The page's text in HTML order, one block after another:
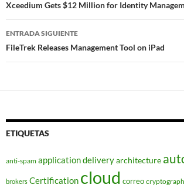
de
entradas
Xceedium Gets $12 Million for Identity
ENTRADA SIGUIENTE
FileTrek Releases Management Tool on iPad
ETIQUETAS
anti-spam application deliveryarchitecture
brokers Certification cloud correo